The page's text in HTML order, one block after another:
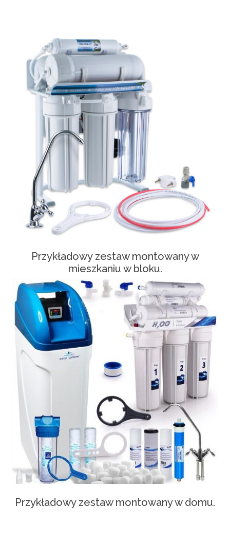
Przykładowy zestaw montowany w
mieszkaniu w bloku.
Przykładowy zestaw montowany w domu.